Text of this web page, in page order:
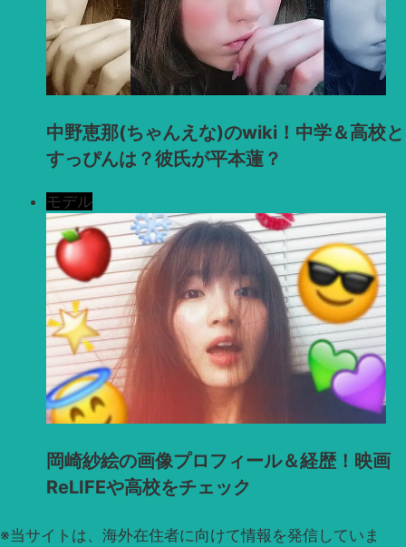
中野恵那(ちゃんえな)のwiki！中学＆高校と
すっぴんは？彼氏が平本蓮？
モデル
岡崎紗絵の画像プロフィール＆経歴！映画
ReLIFEや高校をチェック
※当サイトは、海外在住者に向けて情報を発信していま